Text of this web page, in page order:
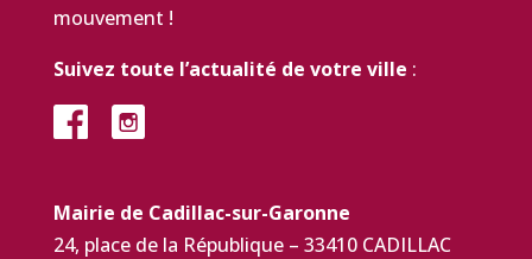
mouvement !
Suivez toute l’actualité de votre ville :
Mairie de Cadillac-sur-Garonne
24, place de la République – 33410 CADILLAC